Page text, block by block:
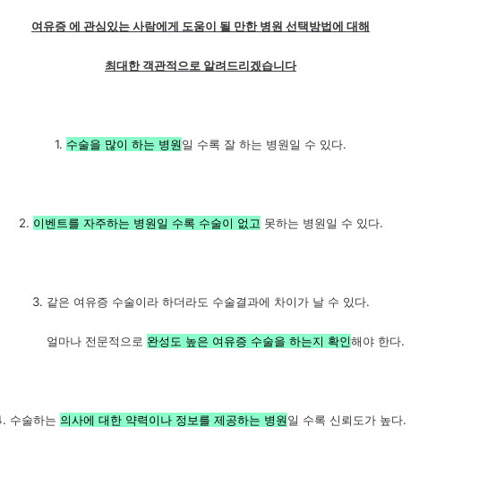
여유증 에 관심있는 사람에게 도움이 될 만한 병원 선택방법에 대해
최대한 객관적으로 알려드리겠습니다
1. 수술을 많이 하는 병원일 수록 잘 하는 병원일 수 있다.
2. 이벤트를 자주하는 병원일 수록 수술이 없고 못하는 병원일 수 있다.
3. 같은 여유증 수술이라 하더라도 수술결과에 차이가 날 수 있다.
마나 전문적으로 완성도 높은 여유증 수술을 하는지 확인해야 한다.
수술하는 의사에 대한 약력이나 정보를 제공하는 병원일 수록 신뢰도가 높다.